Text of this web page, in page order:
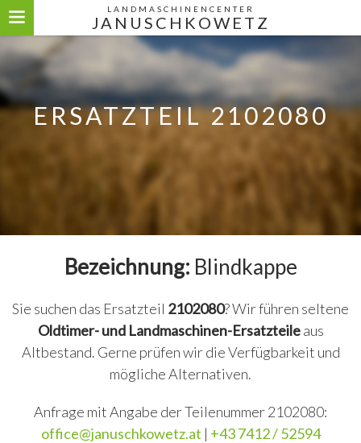
LANDMASCHINENCENTER
JANUSCHKOWETZ
ERSATZTEIL 2102080
Bezeichnung: Blindkappe
Sie suchen das Ersatzteil 2102080? Wir führen seltene
Oldtimer- und Landmaschinen-Ersatzteileaus
Altbestand. Gerne prüfen wir die Verfügbarkeit und
mögliche Alternativen.
Anfrage mit Angabe der Teilenummer 2102080:
office@januschkowetz.at | +43 7412 / 52594